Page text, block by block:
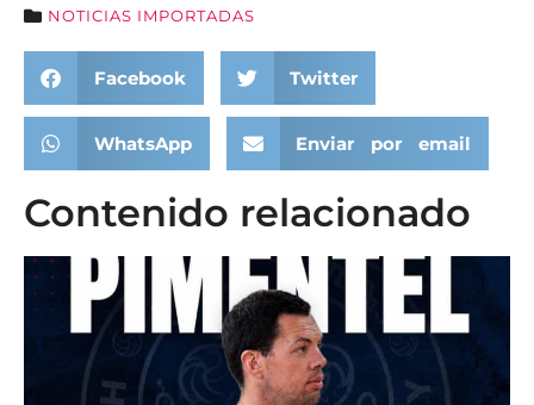
NOTICIAS IMPORTADAS
Facebook Twitter
WhatsApp Enviar por email
Contenido relacionado